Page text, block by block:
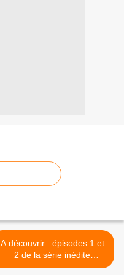
A découvrir : épisodes 1 et
2 de la série inédite
Disparue. >